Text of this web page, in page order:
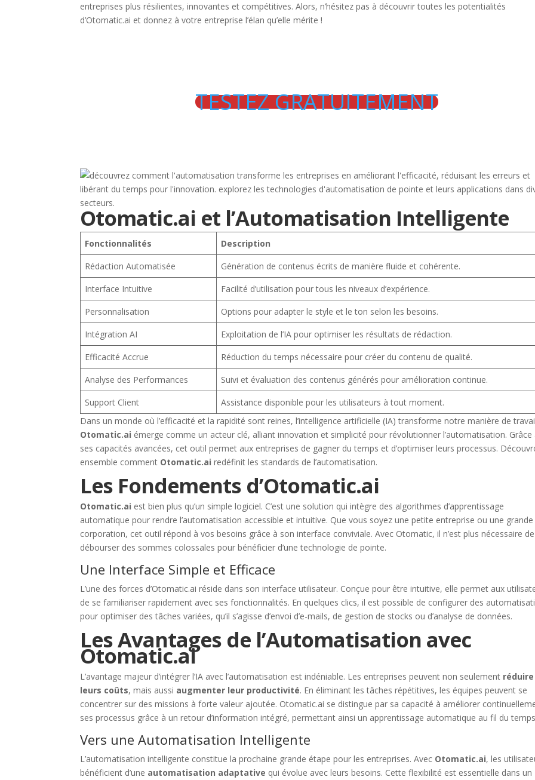
entreprises plus résilientes, innovantes et compétitives. Alors, n’hésitez pas à découvrir toutes les potentialités
d’Otomatic.ai et donnez à votre entreprise l’élan qu’elle mérite !
TESTEZ GRATUITEMENT
Otomatic.ai et l’Automatisation Intelligente
Fonctionnalités
Description
Rédaction Automatisée
Génération de contenus écrits de manière fluide et cohérente.
Interface Intuitive
Facilité d’utilisation pour tous les niveaux d’expérience.
Personnalisation
Options pour adapter le style et le ton selon les besoins.
Intégration AI
Exploitation de l’IA pour optimiser les résultats de rédaction.
Efficacité Accrue
Réduction du temps nécessaire pour créer du contenu de qualité.
Analyse des Performances
Suivi et évaluation des contenus générés pour amélioration continue.
Support Client
Assistance disponible pour les utilisateurs à tout moment.
Dans un monde où l’efficacité et la rapidité sont reines, l’intelligence artificielle (IA) transforme notre manière de
Otomatic.ai émerge comme un acteur clé, alliant innovation et simplicité pour révolutionner l’automatisation. Grâce
ses capacités avancées, cet outil permet aux entreprises de gagner du temps et d’optimiser leurs processus.
ensemble comment Otomatic.ai redéfinit les standards de l’automatisation.
Les Fondements d’Otomatic.ai
Otomatic.ai est bien plus qu’un simple logiciel. C’est une solution qui intègre des algorithmes d’apprentissage
automatique pour rendre l’automatisation accessible et intuitive. Que vous soyez une petite entreprise ou une grande
corporation, cet outil répond à vos besoins grâce à son interface conviviale. Avec Otomatic, il n’est plus nécessaire de
débourser des sommes colossales pour bénéficier d’une technologie de pointe.
Une Interface Simple et Efficace
L’une des forces d’Otomatic.ai réside dans son interface utilisateur. Conçue pour être intuitive, elle permet aux
de se familiariser rapidement avec ses fonctionnalités. En quelques clics, il est possible de configurer des
pour optimiser des tâches variées, qu’il s’agisse d’envoi d’e-mails, de gestion de stocks ou d’analyse de données.
Les Avantages de l’Automatisation avec
Otomatic.ai
L’avantage majeur d’intégrer l’IA avec l’automatisation est indéniable. Les entreprises peuvent non seulement réduire
leurs coûts, mais aussi augmenter leur productivité. En éliminant les tâches répétitives, les équipes peuvent se
concentrer sur des missions à forte valeur ajoutée. Otomatic.ai se distingue par sa capacité à améliorer
ses processus grâce à un retour d’information intégré, permettant ainsi un apprentissage automatique au fil du
Vers une Automatisation Intelligente
L’automatisation intelligente constitue la prochaine grande étape pour les entreprises. Avec Otomatic.ai, les
bénéficient d’une automatisation adaptative qui évolue avec leurs besoins. Cette flexibilité est essentielle dans un